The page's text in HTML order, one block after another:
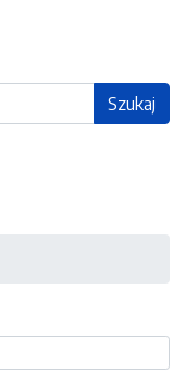
Szukaj